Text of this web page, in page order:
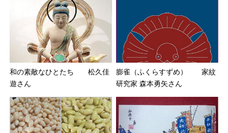
和の素敵なひとたち 松久佳
遊さん
膨雀（ふくらすずめ） 家紋
研究家 森本勇矢さん